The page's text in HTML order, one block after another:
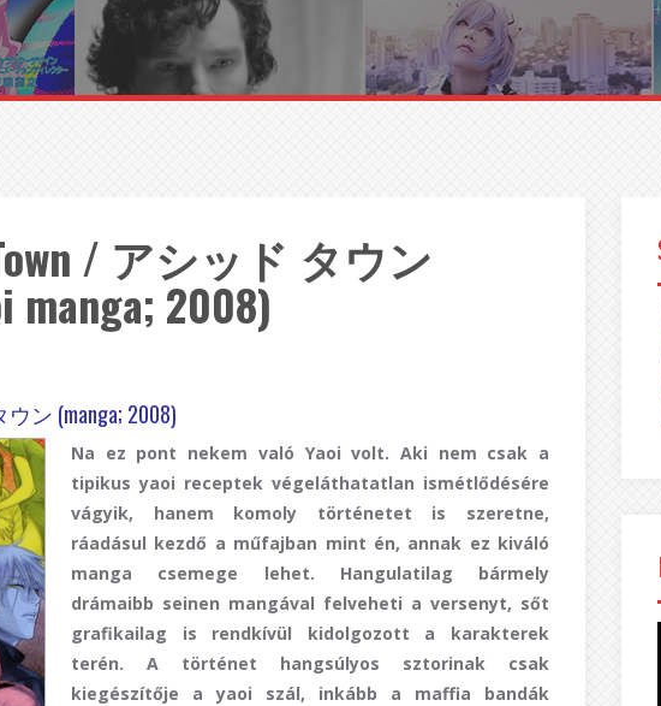
/ アシッド タウン
manga; 2008)
ウン (manga; 2008)
Na ez pont nekem való Yaoi volt. Aki nem csak a
tipikus yaoi receptek végeláthatatlan ismétlődésére
vágyik, hanem komoly történetet is szeretne,
ráadásul kezdő a műfajban mint én, annak ez kiváló
manga csemege lehet. Hangulatilag bármely
drámaibb seinen mangával felveheti a versenyt, sőt
grafikailag is rendkívül kidolgozott a karakterek
terén. A történet hangsúlyos sztorinak csak
kiegészítője a yaoi szál, inkább a maffia bandák